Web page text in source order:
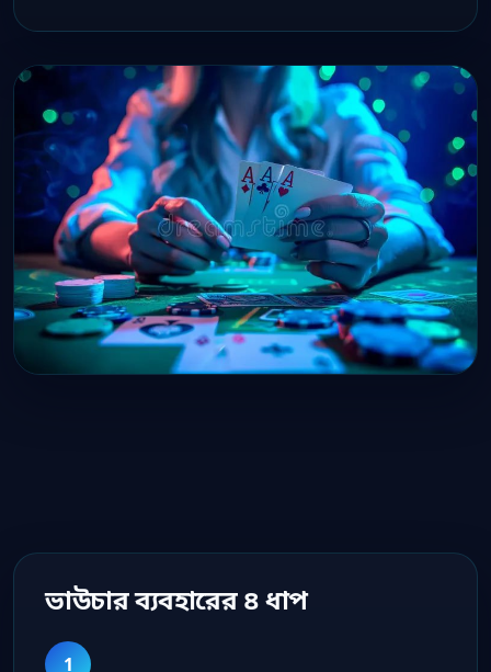
ভাউচার ব্যবহারের ৪ ধাপ
1